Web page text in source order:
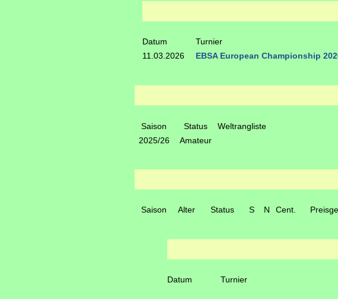
Datum Turnier
11.03.2026
EBSA European Championship
Saison Status Weltrangliste
2025/26
Amateur
Saison Alter Status S N Cent.
Datum Turnier